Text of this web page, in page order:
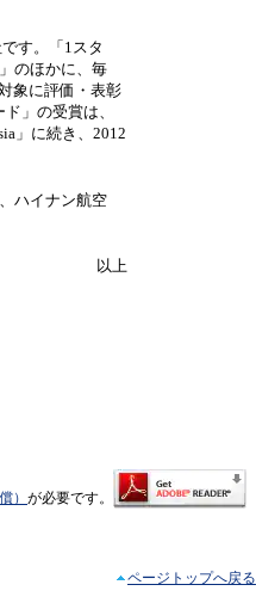
す。「1スタ
のほかに、毎
象に評価・表彰
」の受賞は、
」に続き、2012
ハイナン航空
以上
） が必要です。
ページトップへ戻る